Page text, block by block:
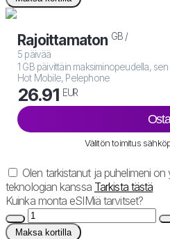
Rajoittamaton GB /
5 päivää
1 GB päivittäin maksiminopeudella,
Hot Mobile, Pelephone
26.91 EUR
Välitön toimitus
Olen tarkistanut ja puhelimeni
teknologian kanssa Tarkista tästä
Kuinka monta eSIMiä tarvitset?
Maksa kortilla